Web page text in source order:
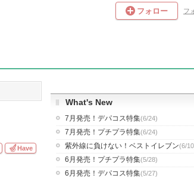
フォロー フ
Have
What's New
7月発売！デパコス特集(6/24)
7月発売！プチプラ特集(6/24)
紫外線に負けない！ベストイレブン(6/
6月発売！プチプラ特集(5/28)
6月発売！デパコス特集(5/27)